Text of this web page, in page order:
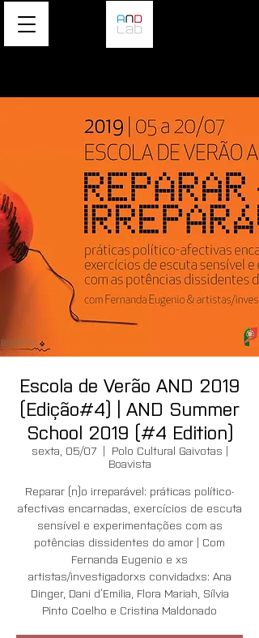
Escola de Verão AND 2019
(Edição#4) | AND Summer
School 2019 (#4 Edition)
sexta, 05/07
  |
Polo Cultural Gaivotas |
Boavista
Reparar (n)o irreparável: práticas político-
afectivas encarnadas, exercícios de escuta
sensível e experimentações com as
potências dissidentes do amor | Com
Fernanda Eugenio e xs
artistas/investigadorxs convidadxs: Ana
Dinger, Dani d’Emilia, Flora Mariah, Sílvia
Pinto Coelho e Cristina Maldonado